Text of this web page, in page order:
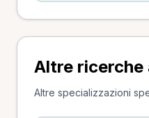
Altre ricerche
Altre specializzazioni